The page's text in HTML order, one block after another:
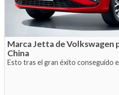
Marca Jetta de Volkswagen
China
Esto tras el gran éxito conseguido